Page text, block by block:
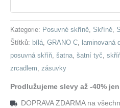
GRANO
C
200
bílá
množství
Kategorie: Posuvné skříně, Skříně,
Štítků: bílá, GRANO C, laminovaná
posuvná skříň, šatna, šatní tyč,
zrcadlem, zásuvky
Prodlužujeme slevy až -40%
DOPRAVA ZDARMA na